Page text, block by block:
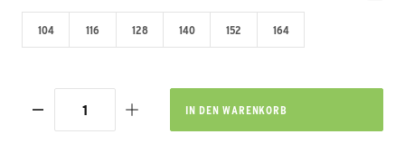
104 116 128 140 152 164
IN DEN WARENKORB